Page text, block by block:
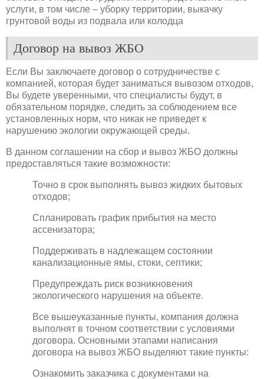
услуги, в том числе – уборку территории, выкачку
грунтовой воды из подвала или колодца
Договор на вывоз ЖБО
Если Вы заключаете договор о сотрудничестве с
компанией, которая будет заниматься вывозом отходов,
Вы будете уверенными, что специалисты будут, в
обязательном порядке, следить за соблюдением все
установленных норм, что никак не приведет к
нарушению экологии окружающей среды.
В данном соглашении на сбор и вывоз ЖБО должны
предоставляться такие возможности:
Точно в срок выполнять вывоз жидких бытовых
отходов;
Спланировать график прибытия на место
ассенизатора;
Поддерживать в надлежащем состоянии
канализационные ямы, стоки, септики;
Предупреждать риск возникновения
экологического нарушения на объекте.
Все вышеуказанные пункты, компания должна
выполнят в точном соответствии с условиями
договора. Основными этапами написания
договора на вывоз ЖБО выделяют такие пункты:
Ознакомить заказчика с документами на